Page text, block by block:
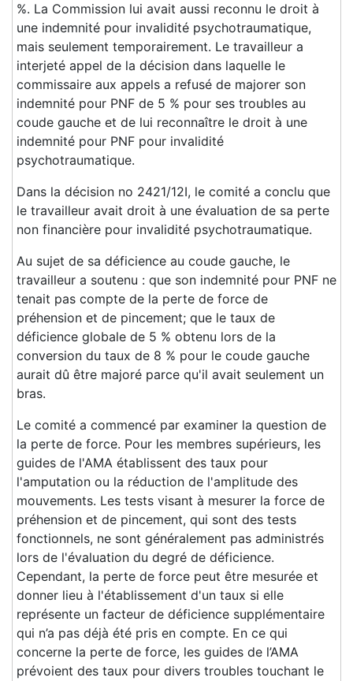
%. La Commission lui avait aussi reconnu le droit à
une indemnité pour invalidité psychotraumatique,
mais seulement temporairement. Le travailleur a
interjeté appel de la décision dans laquelle le
commissaire aux appels a refusé de majorer son
indemnité pour PNF de 5 % pour ses troubles au
coude gauche et de lui reconnaître le droit à une
indemnité pour PNF pour invalidité
psychotraumatique.
Dans la décision no 2421/12I, le comité a conclu que
le travailleur avait droit à une évaluation de sa perte
non financière pour invalidité psychotraumatique.
Au sujet de sa déficience au coude gauche, le
travailleur a soutenu : que son indemnité pour PNF ne
tenait pas compte de la perte de force de
préhension et de pincement; que le taux de
déficience globale de 5 % obtenu lors de la
conversion du taux de 8 % pour le coude gauche
aurait dû être majoré parce qu'il avait seulement un
bras.
Le comité a commencé par examiner la question de
la perte de force. Pour les membres supérieurs, les
guides de l'AMA établissent des taux pour
l'amputation ou la réduction de l'amplitude des
mouvements. Les tests visant à mesurer la force de
préhension et de pincement, qui sont des tests
fonctionnels, ne sont généralement pas administrés
lors de l'évaluation du degré de déficience.
Cependant, la perte de force peut être mesurée et
donner lieu à l'établissement d'un taux si elle
représente un facteur de déficience supplémentaire
qui n’a pas déjà été pris en compte. En ce qui
concerne la perte de force, les guides de l’AMA
prévoient des taux pour divers troubles touchant le